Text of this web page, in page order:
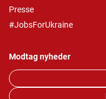
Presse
#JobsForUkraine
Modtag nyheder